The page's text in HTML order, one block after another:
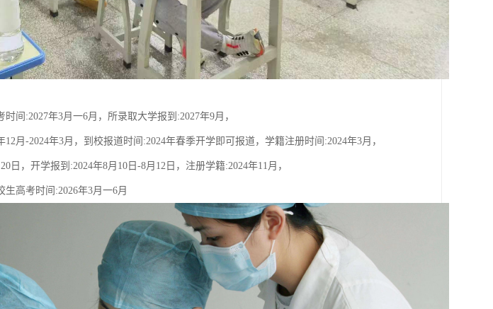
间:2027年3月一6月，所录取大学报到:2027年9月，
月-2024年3月，到校报道时间:2024年春季开学即可报道，学籍注册时间:2024年3月，
日，开学报到:2024年8月10日-8月12日，注册学籍:2024年11月，
高考时间:2026年3月一6月